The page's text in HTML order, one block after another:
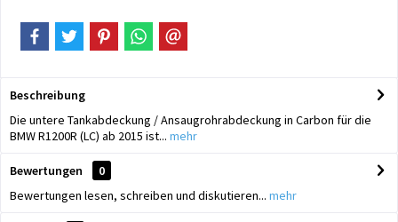
Beschreibung
Die untere Tankabdeckung / Ansaugrohrabdeckung in Carbon für die
BMW R1200R (LC) ab 2015 ist... mehr
Bewertungen
0
Bewertungen lesen, schreiben und diskutieren... mehr